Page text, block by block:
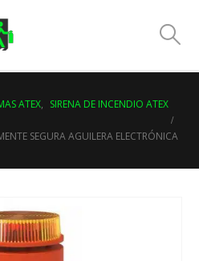
ATEX, SIRENA DE INCENDIO ATEX
SEGURA AGUILERA ELECTRÓNICA